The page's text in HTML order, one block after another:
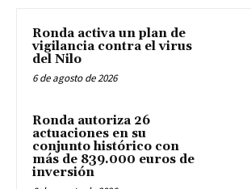
Ronda activa un plan de
vigilancia contra el virus
del Nilo
6 de agosto de 2026
Ronda autoriza 26
actuaciones en su
conjunto histórico con
más de 839.000 euros de
inversión